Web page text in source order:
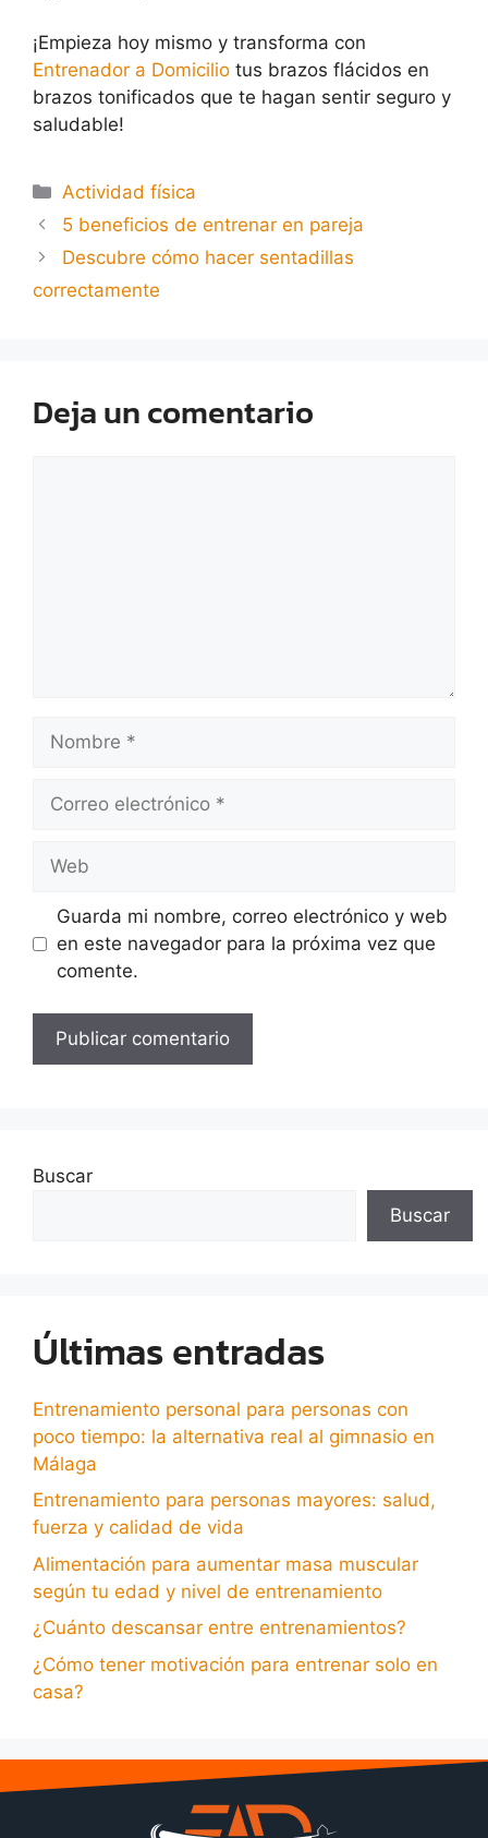
¡Empieza hoy mismo y transforma con
Entrenador a Domicilio tus brazos flácidos en
brazos tonificados que te hagan sentir seguro y
saludable!
Actividad física
5 beneficios de entrenar en pareja
Descubre cómo hacer sentadillas
correctamente
Deja un comentario
Guarda mi nombre, correo electrónico y web
en este navegador para la próxima vez que
comente.
Buscar
Buscar
Últimas entradas
Entrenamiento personal para personas con
poco tiempo: la alternativa real al gimnasio en
Málaga
Entrenamiento para personas mayores: salud,
fuerza y calidad de vida
Alimentación para aumentar masa muscular
según tu edad y nivel de entrenamiento
¿Cuánto descansar entre entrenamientos?
¿Cómo tener motivación para entrenar solo en
casa?